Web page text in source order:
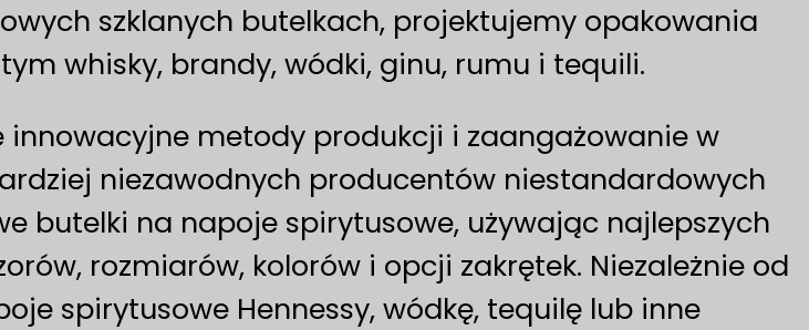
szklanych butelkach, projektujemy opakowania
whisky, brandy, wódki, ginu, rumu i tequili.
metody produkcji i zaangażowanie w
niezawodnych producentów niestandardowych
butelki na napoje spirytusowe, używając najlepszych
rozmiarów, kolorów i opcji zakrętek. Niezależnie od
spirytusowe Hennessy, wódkę, tequilę lub inne